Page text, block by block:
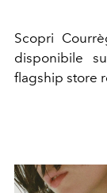
Scopri
disponibile
flagship store